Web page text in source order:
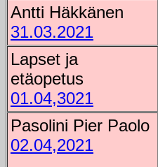
Antti Häkkänen
31.03.2021
Lapset ja
etäopetus
01.04,3021
Pasolini Pier Paolo
02.04,2021